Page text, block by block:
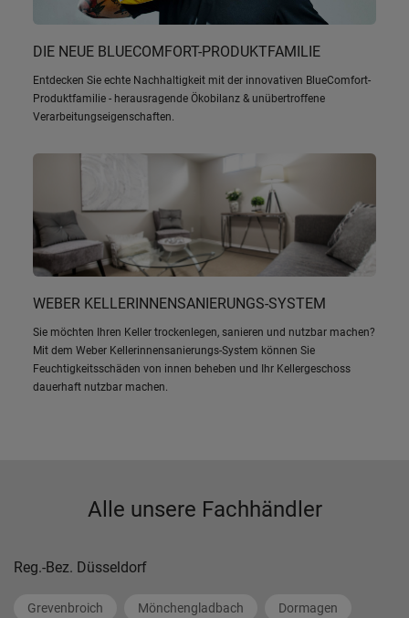
DIE NEUE BLUECOMFORT-PRODUKTFAMILIE
Entdecken Sie echte Nachhaltigkeit mit der innovativen BlueComfort-
Produktfamilie - herausragende Ökobilanz & unübertroffene
Verarbeitungseigenschaften.
WEBER KELLERINNENSANIERUNGS-SYSTEM
Sie möchten Ihren Keller trockenlegen, sanieren und nutzbar machen?
Mit dem Weber Kellerinnensanierungs-System können Sie
Feuchtigkeitsschäden von innen beheben und Ihr Kellergeschoss
dauerhaft nutzbar machen.
Alle unsere Fachhändler
Reg.-Bez. Düsseldorf
Grevenbroich Mönchengladbach Dormagen